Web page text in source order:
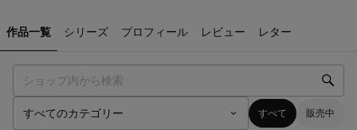
作品一覧 シリーズ プロフィール レビュー レター
すべて 販売中